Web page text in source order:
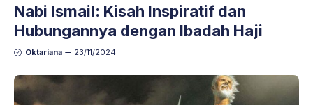
Nabi Ismail: Kisah Inspiratif dan
Hubungannya dengan Ibadah Haji
Oktariana 23/11/2024